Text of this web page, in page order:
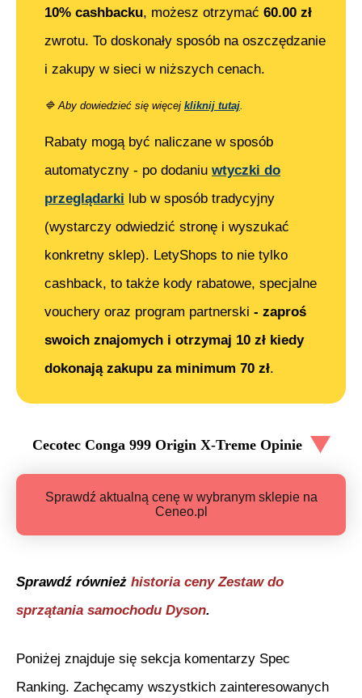
10% cashbacku, możesz otrzymać 60.00 zł
zwrotu. To doskonały sposób na oszczędzanie
i zakupy w sieci w niższych cenach.
🔷 Aby dowiedzieć się więcej kliknij tutaj.
Rabaty mogą być naliczane w sposób
automatyczny - po dodaniu wtyczki do
przeglądarki lub w sposób tradycyjny
(wystarczy odwiedzić stronę i wyszukać
konkretny sklep). LetyShops to nie tylko
cashback, to także kody rabatowe, specjalne
vouchery oraz program partnerski - zaproś
swoich znajomych i otrzymaj 10 zł kiedy
dokonają zakupu za minimum 70 zł.
Cecotec Conga 999 Origin X-TremeOpinie
Sprawdź aktualną cenę w wybranym sklepie na
Ceneo.pl
Sprawdź również historia cenyZestaw do
sprzątania samochodu Dyson.
Poniżej znajduje się sekcja komentarzy Spec
Ranking. Zachęcamy wszystkich zainteresowanych